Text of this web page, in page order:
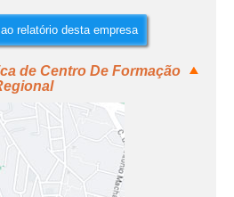
relatório desta empresa
de Centro De Formação